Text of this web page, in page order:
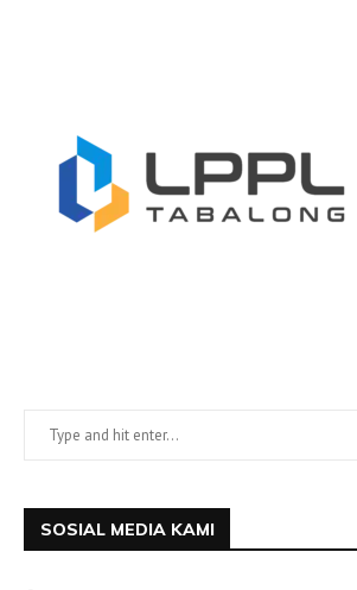
SOSIAL MEDIA KAMI